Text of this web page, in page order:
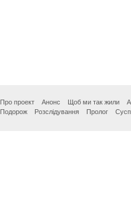
Про проект Анонс Щоб ми так жили
Подорож
Розслідування Пролог